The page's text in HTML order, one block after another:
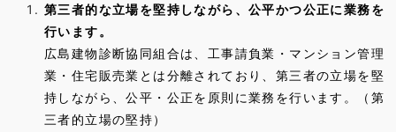
支
援
し
ま
す
は
第三者的な立場を堅持しながら、公平かつ公正に業務を
行います。
広島建物診断協同組合は、工事請負業・マンション管理
業・住宅販売業とは分離されており、第三者の立場を堅
持しながら、公平・公正を原則に業務を行います。（第
三者的立場の堅持）